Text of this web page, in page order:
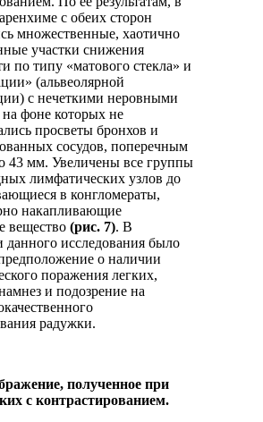
с обеих сторон
множественные, хаотично
участки снижения
по типу «матового стекла» и
(альвеолярной
с нечеткими неровными
фоне которых не
просветы бронхов и
сосудов, поперечным
43 мм. Увеличены все группы
лимфатических узлов до
в конгломераты,
накапливающие
вещество(рис. 7). В
данного исследования было
о наличии
поражения легких,
и подозрение на
радужки.
полученное при
с контрастированием.